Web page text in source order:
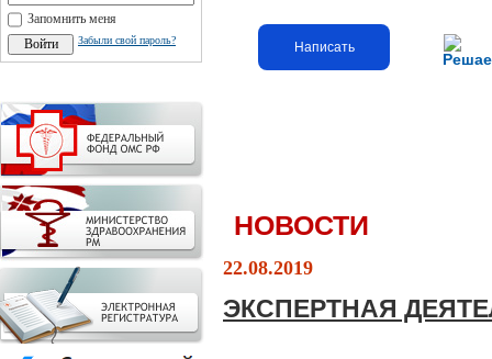
Запомнить меня
Забыли свой пароль? Написать
НОВОСТИ
22.08.2019
ЭКСПЕРТНАЯ